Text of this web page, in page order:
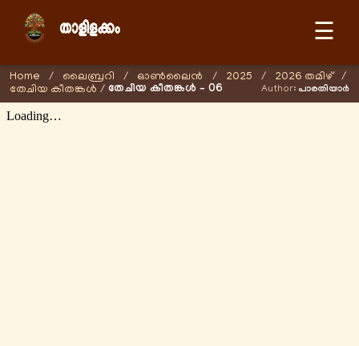
☰
Home / ലൈബ്രറി / ഓണ്‍ലൈന്‍ / 2025 / 2026 തമിഴ്
/
തേചിയ കീതങ്കൾ / തേചിയ കീതങ്കൾ – 06 Author: പാരതിയാർ